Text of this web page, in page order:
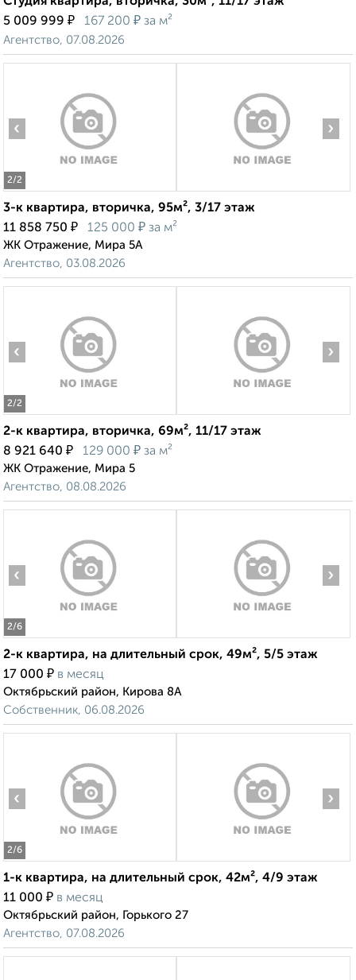
5 009 999 ₽ 167 200 ₽ за м²
Агентство, 07.08.2026
2/2
‹ ›
3-к квартира, вторичка, 95м², 3/17 этаж
11 858 750 ₽ 125 000 ₽ за м²
ЖК Отражение, Мира 5А
Агентство, 03.08.2026
2/2
‹ ›
2-к квартира, вторичка, 69м², 11/17 этаж
8 921 640 ₽ 129 000 ₽ за м²
ЖК Отражение, Мира 5
Агентство, 08.08.2026
2/6
‹ ›
2-к квартира, на длительный срок, 49м², 5/5 этаж
17 000 ₽ в месяц
Октябрьский район, Кирова 8А
Собственник, 06.08.2026
2/6
‹ ›
1-к квартира, на длительный срок, 42м², 4/9 этаж
11 000 ₽ в месяц
Октябрьский район, Горького 27
Агентство, 07.08.2026